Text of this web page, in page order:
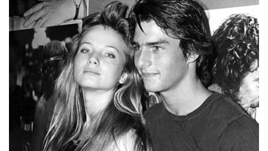
2025ഓട് കൂടി സർവ്വീസിൽ വിന്യസിക്കും എന്ന്
കരുതപ്പെടുന്ന ആദ്യത്തെ സ്വദേശി UCAV (Unmanned
Combat Air Vehicle) ആണ് ഘാതക്. നിലവിലുള്ള
UAVകളിൽ നിന്നും വ്യത്യസ്തമായി വിവിധലക്ഷ്യങ്ങളെ
ആക്രമിക്കാൻ ശേഷിയുണ്ടെന്നതാണ് ഘാതകിനെ
വ്യത്യസ്തമാക്കുന്നത്. വായുസേനയ്ക്ക് കൂടുതൽ
പിൻബലമേകുന്നതിനായി 2009 മുതൽ
പദ്ധതിയ്ക്കായുള്ള പഠനം ആരംഭിച്ചെങ്കിലും
2019ലാണ് അതിനായി 231 കോടി രൂപ